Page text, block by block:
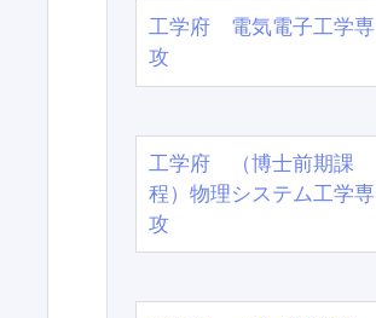
工学府 電気電子工学専
攻
工学府 （博士前期課
程）物理システム工学専
攻